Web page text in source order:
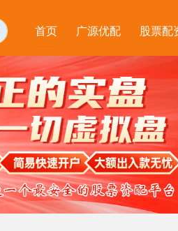
首页 广源优配 股票配